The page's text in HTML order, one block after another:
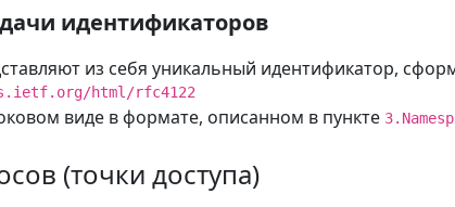
идентификаторов
из себя уникальный идентификатор,
html/rfc4122
виде в формате, описанном в пункте
(точки доступа)